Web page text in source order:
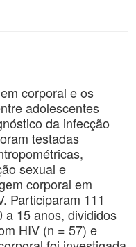
corporal e os
adolescentes
da infecção
testadas
sexual e
corporal em
Participaram 111
a 15 anos, divididos
HIV (n = 57) e